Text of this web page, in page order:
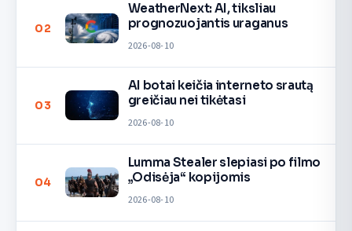
02
WeatherNext: AI, tiksliau
prognozuojantis uraganus
2026-08-10
03
AI botai keičia interneto srautą
greičiau nei tikėtasi
2026-08-10
04
Lumma Stealer slepiasi po filmo
„Odisėja“ kopijomis
2026-08-10